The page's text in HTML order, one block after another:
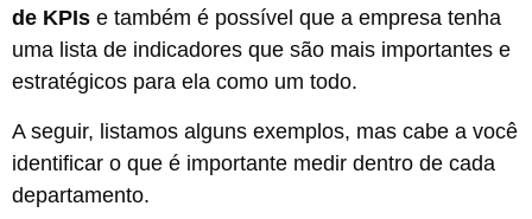
de KPIs e também é possível que a empresa tenha
uma lista de indicadores que são mais importantes e
estratégicos para ela como um todo.
A seguir, listamos alguns exemplos, mas cabe a você
identificar o que é importante medir dentro de cada
departamento.